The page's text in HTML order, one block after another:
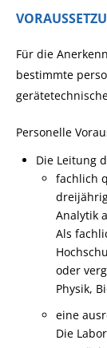
Für die
bestimmte
Personelle
Die Leitung
fachlich
drei
Analytik
Als
oder
Physik,
eine
Die